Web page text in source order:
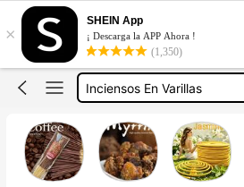
×
SHEIN App
¡ Descarga la APP Ahora !
(1,350)
Incienso
Palo Santo
Inciensos En Varillas
Incienso